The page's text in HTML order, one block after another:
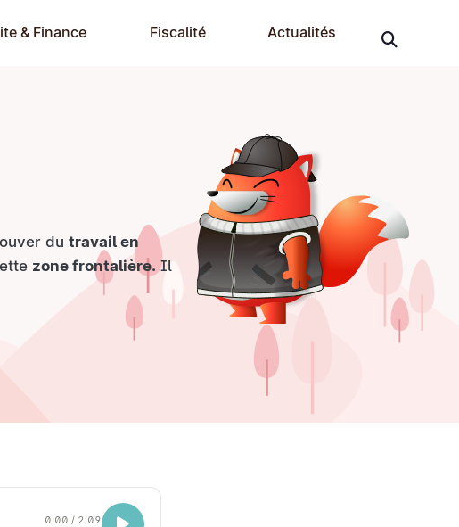
& Finance Fiscalité Actualités
du travail en
zone frontalière. Il
0:00 / 2:09